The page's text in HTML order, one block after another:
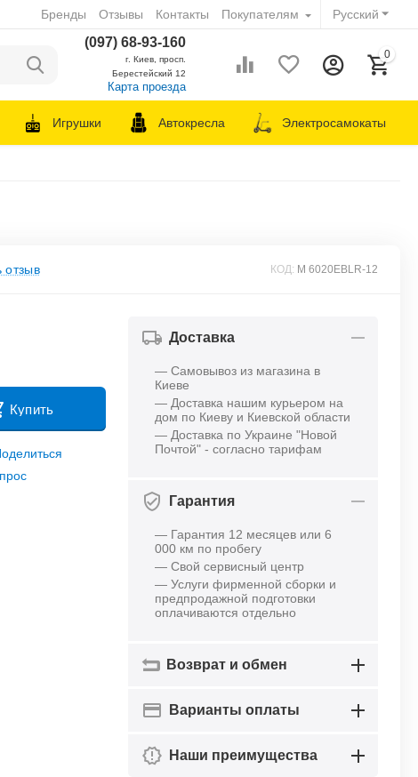
Русский
Бренды Отзывы Контакты Покупателям
(097) 68-93-160
г. Киев, просп.
Берестейский 12
Карта проезда
0
Игрушки Автокресла Электросамокаты
отзыв КОД: M 6020EBLR-12
Купить
Доставка
— Самовывоз из магазина в
Киеве
— Доставка нашим курьером на
дом по Киеву и Киевской области
— Доставка по Украине "Новой
Почтой" - согласно тарифам
Гарантия
— Гарантия 12 месяцев или 6
000 км по пробегу
— Свой сервисный центр
— Услуги фирменной сборки и
предпродажной подготовки
оплачиваются отдельно
Возврат и обмен
Варианты оплаты
Наши преимущества